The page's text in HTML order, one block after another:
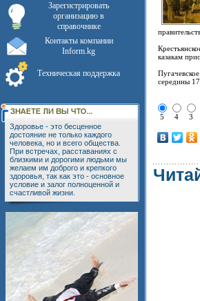
Зарегистрировать
организацию в
справочнике
Контакты компании
Inform.kg
Техническая поддержка
Здоровье - это бесценное
достояние не только каждого
человека, но и всего общества.
При встречах, расставаниях с
близкими и дорогими людьми мы
желаем им доброго и крепкого
здоровья, так как это - основное
условие и залог полноценной и
счастливой жизни.
казакам
середины
5 4 3